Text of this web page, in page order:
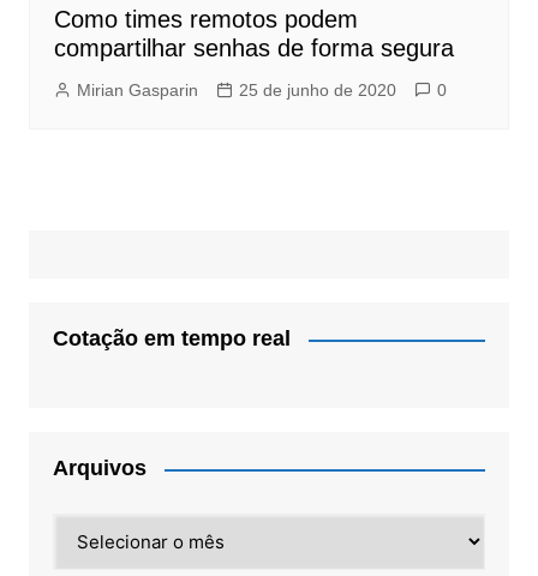
Como times remotos podem
compartilhar senhas de forma segura
Mirian Gasparin 25 de junho de 2020 0
Cotação em tempo real
Arquivos